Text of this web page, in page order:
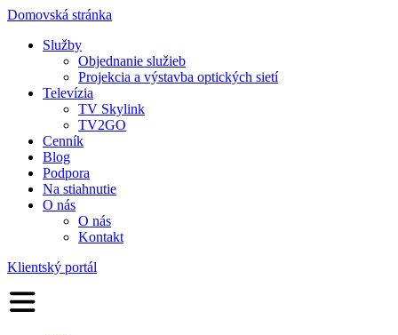
Domovská stránka
Služby
Objednanie služieb
Projekcia a výstavba optických sietí
Televízia
TV Skylink
TV2GO
Cenník
Blog
Podpora
Na stiahnutie
O nás
O nás
Kontakt
Klientský portál